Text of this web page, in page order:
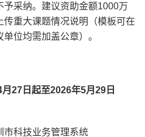
予采纳。建议资助金额1000万
重大课题情况说明（模板可在
位均需加盖公章）。
27日起至2026年5月29日
市科技业务管理系统